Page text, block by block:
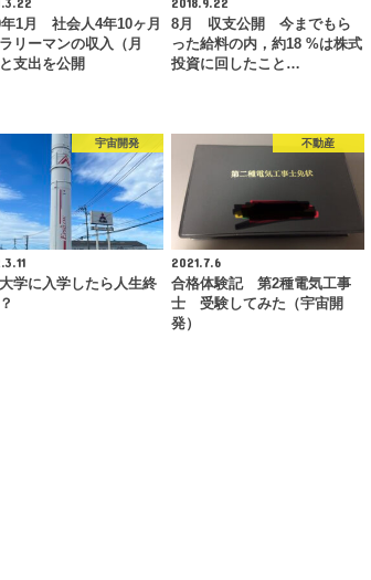
年1月 社会人4年10ヶ月
リーマンの収入（月
支出を公開
8月 収支公開 今までもら
った給料の内，約18 %は株式
投資に回したこと…
宇宙開発
学に入学したら人生終
不動産
2021.7.6
合格体験記 第2種電気工事
士 受験してみた（宇宙開
発）